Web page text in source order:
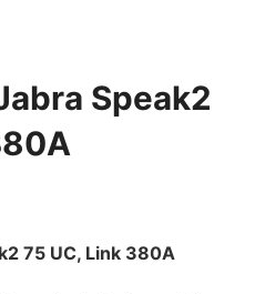
Speak2
75 UC, Link 380A